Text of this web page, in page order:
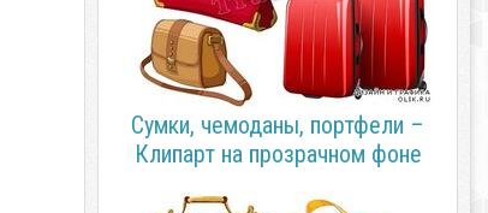
Сумки, чемоданы, портфели –
Клипарт на прозрачном фоне